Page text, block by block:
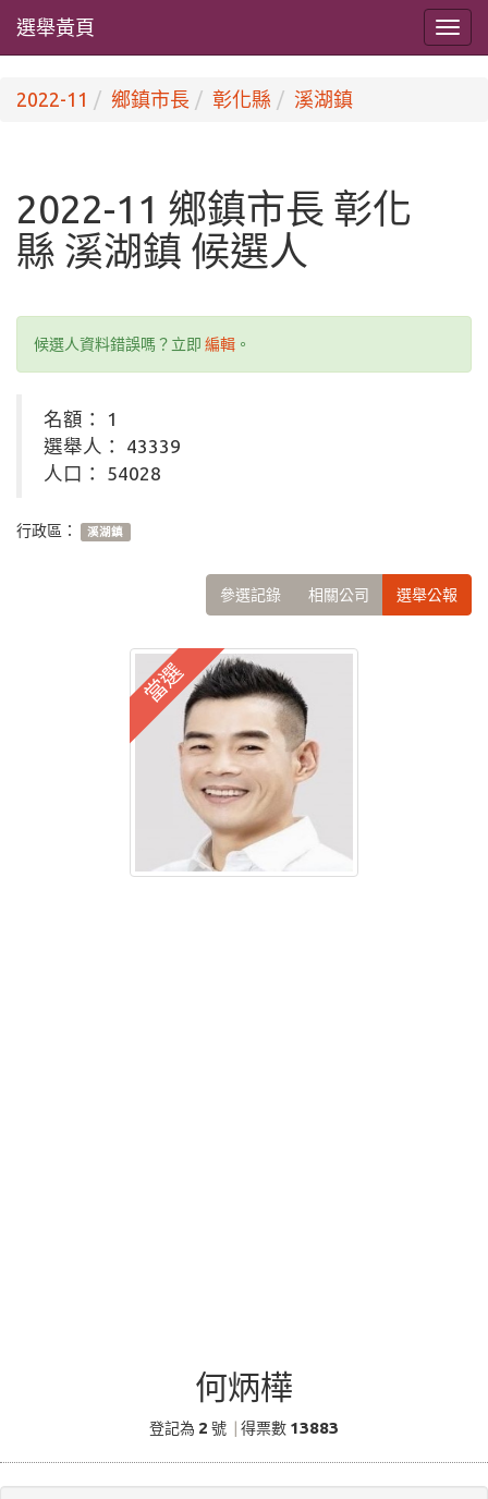
選舉黃頁
2022-11 鄉鎮市長 彰化縣 溪湖鎮
2022-11 鄉鎮市長 彰化
縣 溪湖鎮 候選人
候選人資料錯誤嗎？立即 編輯 。
名額： 1
選舉人： 43339
人口： 54028
行政區： 溪湖鎮
參選記錄 相關公司 選舉公報
當選
何炳樺
登記為 2 號 得票數 13883